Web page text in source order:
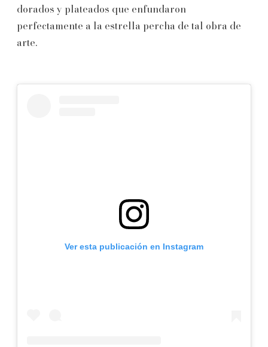
dorados y plateados que enfundaron
perfectamente a la estrella percha de tal obra de
arte.
Ver esta publicación en Instagram